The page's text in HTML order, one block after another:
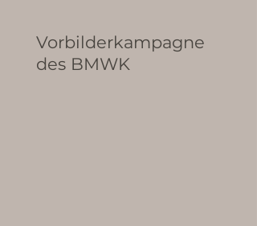
Vorbilderkampagne
des BMWK